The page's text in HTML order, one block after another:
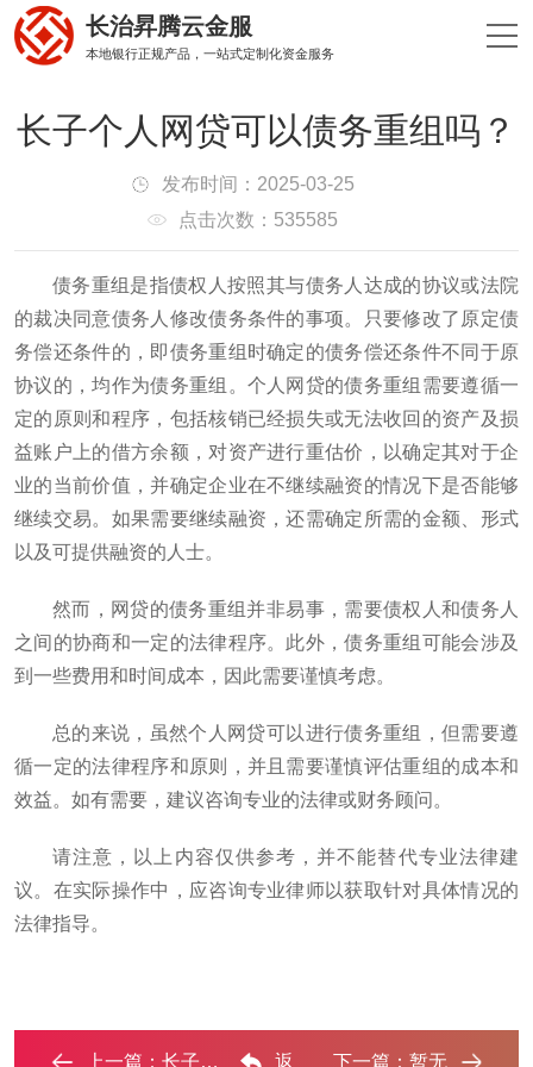
长治昇腾云金服
本地银行正规产品，一站式定制化资金服务
长子个人网贷可以债务重组吗？
发布时间：2025-03-25
点击次数：535585
债务重组是指债权人按照其与债务人达成的协议或法院
的裁决同意债务人修改债务条件的事项。只要修改了原定债
务偿还条件的，即债务重组时确定的债务偿还条件不同于原
协议的，均作为债务重组。个人网贷的债务重组需要遵循一
定的原则和程序，包括核销已经损失或无法收回的资产及损
益账户上的借方余额，对资产进行重估价，以确定其对于企
业的当前价值，并确定企业在不继续融资的情况下是否能够
继续交易。如果需要继续融资，还需确定所需的金额、形式
以及可提供融资的人士。
然而，网贷的债务重组并非易事，需要债权人和债务人
之间的协商和一定的法律程序。此外，债务重组可能会涉及
到一些费用和时间成本，因此需要谨慎考虑。
总的来说，虽然个人网贷可以进行债务重组，但需要遵
循一定的法律程序和原则，并且需要谨慎评估重组的成本和
效益。如有需要，建议咨询专业的法律或财务顾问。
请注意，以上内容仅供参考，并不能替代专业法律建
议。在实际操作中，应咨询专业律师以获取针对具体情况的
法律指导。
上一篇： 长子网贷债务重组是怎么做的？‌ 返 下一篇： 暂无